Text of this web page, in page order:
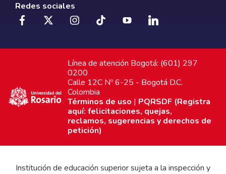
Redes sociales
Línea de atención Bogotá: (601) 297
0200
Calle 12C Nº 6-25 - Bogotá D.C.
Colombia
Términos de uso | PQRSDF (Registra
aquí: felicitaciones, quejas,
reclamos, sugerencias y derechos de
petición)
Institución de educación superior sujeta a la inspección y